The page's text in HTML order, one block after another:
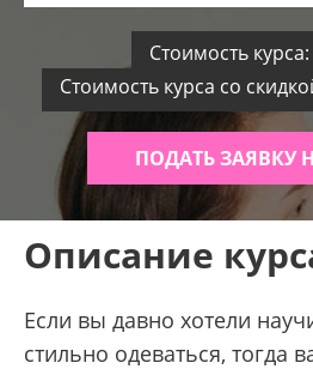
Стоимость курса:
Стоимость курса со
ПОДАТЬ ЗАЯВКУ
Описание
Если вы давно хотели
стильно одеваться, тогда